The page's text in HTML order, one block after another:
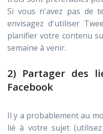
Si vous n'avez pas de
envisagez d'utiliser
planifier votre contenu
semaine à venir.
2) Partager des
Facebook
Il y a probablement au
lié à votre sujet